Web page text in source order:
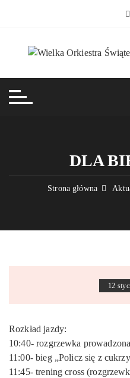
DLA
Strona główna
12
Rozkład jazdy:
10:40- rozgrzewka
11:00- bieg „Policz się z
11:45- trening cross